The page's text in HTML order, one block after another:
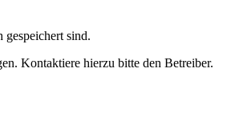
sind.
Kontaktiere hierzu bitte den Betreiber.